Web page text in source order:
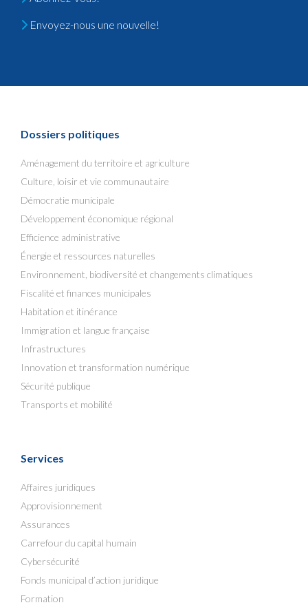
Envoyez-nous une nouvelle!
Dossiers politiques
Aménagement du territoire et agriculture
Culture, loisir et vie communautaire
Démocratie municipale
Développement économique régional
Efficience administrative
Énergie et ressources naturelles
Environnement, biodiversité et changements climatiques
Fiscalité et finances municipales
Habitation et itinérance
Immigration et langue française
Infrastructures
Innovation et transformation numérique
Sécurité publique
Transports et mobilité
Services
Affaires juridiques
Approvisionnement
Assurances
Carrefour du capital humain
Cybersécurité
Fonds municipal d’action juridique
Formation